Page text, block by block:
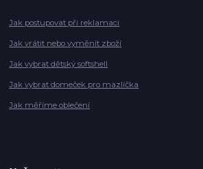
Jak postupovat při reklamaci
Jak vrátit nebo vyměnit zboží
Jak vybrat dětský softshell
Jak vybrat domeček pro mazlíčka
Jak měříme oblečení